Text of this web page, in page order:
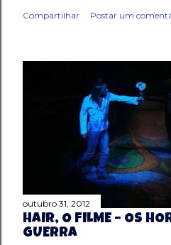
Compartilhar Postar um
outubro 31, 2012
HAIR, O FILME – OS
GUERRA